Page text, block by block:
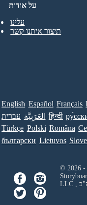
על אודות
עלינו
תיצור איתנו קשר
English Español Français
עברית العَرَبِيَّة हिन्दी
Türkçe Polski Româna
български Lietuvos
LLC